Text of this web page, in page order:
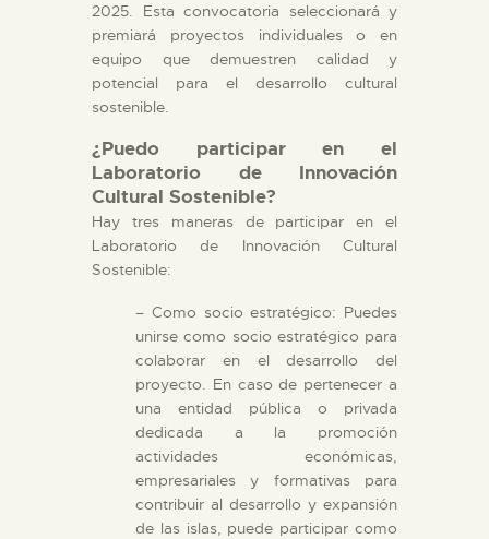
2025. Esta convocatoria seleccionará y
premiará proyectos individuales o en
equipo que demuestren calidad y
potencial para el desarrollo cultural
sostenible.
¿Puedo participar en el
Laboratorio de Innovación
Cultural Sostenible?
Hay tres maneras de participar en el
Laboratorio de Innovación Cultural
Sostenible:
– Como socio estratégico: Puedes
unirse como socio estratégico para
colaborar en el desarrollo del
proyecto. En caso de pertenecer a
una entidad pública o privada
dedicada a la promoción
actividades económicas,
empresariales y formativas para
contribuir al desarrollo y expansión
de las islas, puede participar como